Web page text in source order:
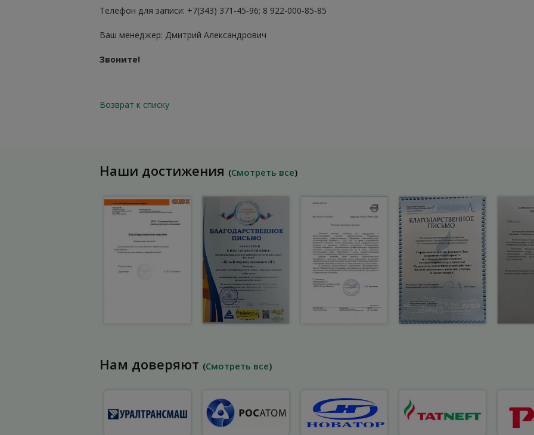
Телефон для записи: +7(343) 371-45-96; 8 922-000-85-85
Ваш менеджер: Дмитрий Александрович
Звоните!
Возврат к списку
Наши достижения (Смотреть все)
Нам доверяют (Смотреть все)